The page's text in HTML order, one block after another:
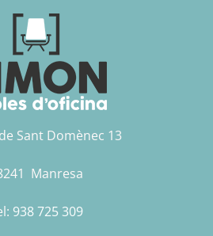
Sant Domènec 13
Manresa
938 725 309